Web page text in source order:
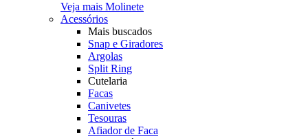
Veja mais Molinete
Acessórios
Mais buscados
Snap e Giradores
Argolas
Split Ring
Cutelaria
Facas
Canivetes
Tesouras
Afiador de Faca